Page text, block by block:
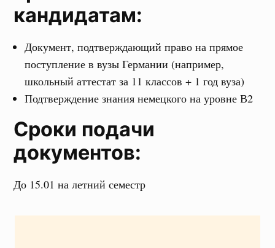
кандидатам:
Документ, подтверждающий право на прямое
поступление в вузы Германии (например,
школьный аттестат за 11 классов + 1 год вуза)
Подтверждение знания немецкого на уровне В2
Сроки подачи
документов:
До 15.01 на летний семестр